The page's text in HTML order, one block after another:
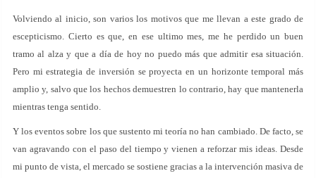
Volviendo al inicio, son varios los motivos que me llevan a este grado de
escepticismo. Cierto es que, en ese ultimo mes, me he perdido un buen
tramo al alza y que a día de hoy no puedo más que admitir esa situación.
Pero mi estrategia de inversión se proyecta en un horizonte temporal más
amplio y, salvo que los hechos demuestren lo contrario, hay que mantenerla
mientras tenga sentido.
Y los eventos sobre los que sustento mi teoría no han cambiado. De facto, se
van agravando con el paso del tiempo y vienen a reforzar mis ideas. Desde
mi punto de vista, el mercado se sostiene gracias a la intervención masiva de